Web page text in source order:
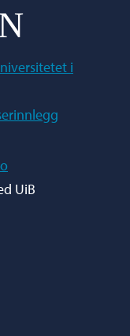
i
UiB